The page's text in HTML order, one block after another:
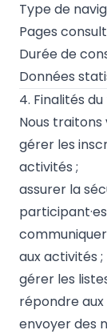
Type de
Pages
Durée de
Données
4. Finalités
Nous traitons
gérer les
activités ;
assurer la
aux activités ;
gérer les
répondre
envoyer des